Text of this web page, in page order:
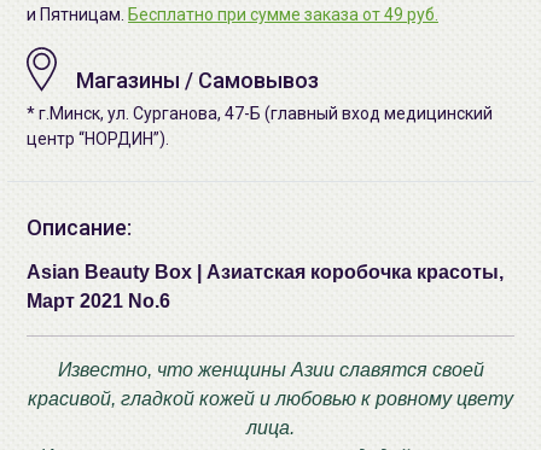
и Пятницам. Бесплатно при сумме заказа от 49 руб.
Магазины / Самовывоз
* г.Минск, ул. Сурганова, 47-Б (главный вход медицинский
центр “НОРДИН”).
Описание:
Asian Beauty Box | Азиатская коробочка красоты,
Март 2021 No.6
Известно, что женщины Азии славятся своей
красивой, гладкой кожей и любовью к ровному цвету
лица.